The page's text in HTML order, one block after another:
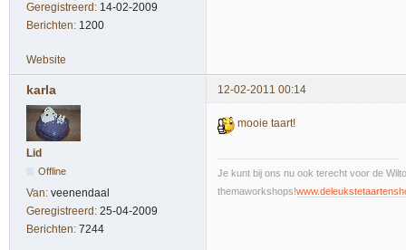
Geregistreerd: 14-02-2009
Berichten: 1200
Website
karla 12-02-2011 00:14
Lid
Offline
Van: veenendaal
Geregistreerd: 25-04-2009
Berichten: 7244
mooie taart!
Je kunt bij ons nu ook terecht voor de
themaworkshops!